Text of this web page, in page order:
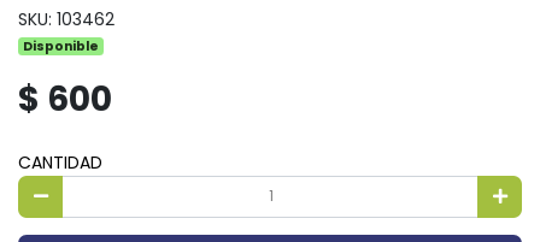
SKU: 103462
Disponible
$ 600
CANTIDAD